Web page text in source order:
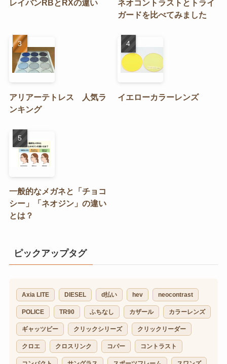
レイバンRBとRXの違い
ネオコントラストとトライ
ガードを比べてみました
アリアーテトレス 人気ラ
ンキング
イエローカラーレンズ
一般的なメガネと「チョコ
シー」「ネオジン」の違い
とは？
ピックアップタグ
Axia LITE DIESEL d払い hev neocontrast
POLICE TR90 ふちなし カザール カラーレンズ
ギャッツビー クリックシリーズ クリックリーダー
クロエ クロスリンク コパー コントラスト